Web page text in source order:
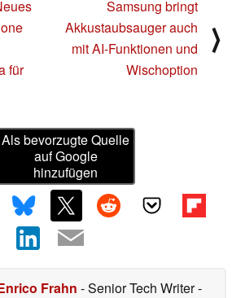
für
Samsung bringt
Akkustaubsauger auch
mit AI-Funktionen und
Wischoption
⟩
Als bevorzugte Quelle
auf Google
hinzufügen
Frahn - Senior Tech Writer-